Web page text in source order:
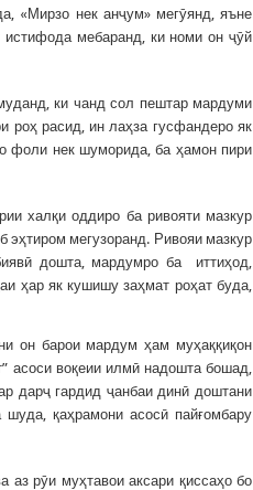
«Мирзо нек анҷум» мегӯянд, яъне
мебаранд, ки номи он ҷӯй
ки чанд сол пештар мардуми
роҳ расид, ин лаҳза гусфандеро як
фоли нек шуморида, ба ҳамон пири
халқи оддиро ба ривояти мазкур
эҳтиром мегузоранд. Ривояи мазкур
дошта, мардумро ба иттиҳод,
ҳар як кушишу заҳмат роҳат буда,
он барои мардум ҳам муҳаққиқон
асоси воқеии илмӣ надошта бошад,
дарҷ гардид ҷанбаи динӣ доштани
қаҳрамони асосӣ пайғомбару
рӯи муҳтавои аксари қиссаҳо бо